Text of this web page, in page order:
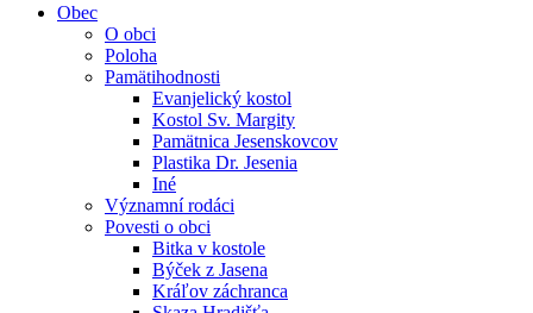
Obec
O obci
Poloha
Pamätihodnosti
Evanjelický kostol
Kostol Sv. Margity
Pamätnica Jesenskovcov
Plastika Dr. Jesenia
Iné
Významní rodáci
Povesti o obci
Bitka v kostole
Býček z Jasena
Kráľov záchranca